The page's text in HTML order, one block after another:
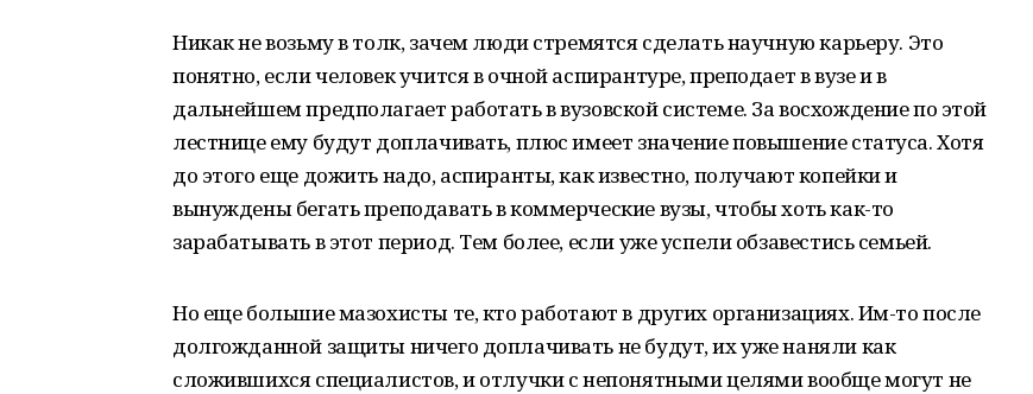
Никак не возьму в толк, зачем люди стремятся сделать научную карьеру. Это
понятно, если человек учится в очной аспирантуре, преподает в вузе и в
дальнейшем предполагает работать в вузовской системе. За восхождение по этой
лестнице ему будут доплачивать, плюс имеет значение повышение статуса. Хотя
до этого еще дожить надо, аспиранты, как известно, получают копейки и
вынуждены бегать преподавать в коммерческие вузы, чтобы хоть как-то
зарабатывать в этот период. Тем более, если уже успели обзавестись семьей.
Но еще большие мазохисты те, кто работают в других организациях. Им-то после
долгожданной защиты ничего доплачивать не будут, их уже наняли как
сложившихся специалистов, и отлучки с непонятными целями вообще могут не